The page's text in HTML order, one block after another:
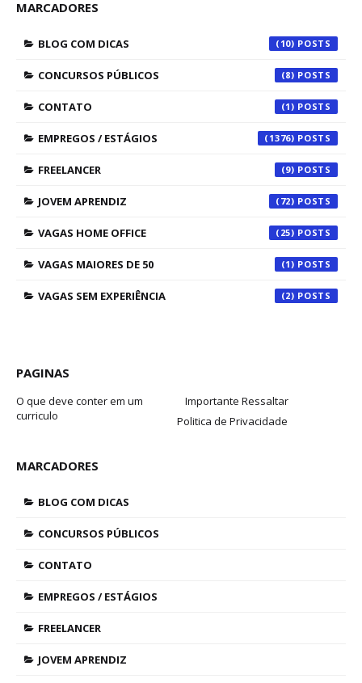
MARCADORES
BLOG COM DICAS (10)
CONCURSOS PÚBLICOS (8)
CONTATO (1)
EMPREGOS / ESTÁGIOS (1376)
FREELANCER (9)
JOVEM APRENDIZ (72)
VAGAS HOME OFFICE (25)
VAGAS MAIORES DE 50 (1)
VAGAS SEM EXPERIÊNCIA (2)
PAGINAS
O que deve conter em um
curriculo
Importante Ressaltar
Politica de Privacidade
MARCADORES
BLOG COM DICAS
CONCURSOS PÚBLICOS
CONTATO
EMPREGOS / ESTÁGIOS
FREELANCER
JOVEM APRENDIZ